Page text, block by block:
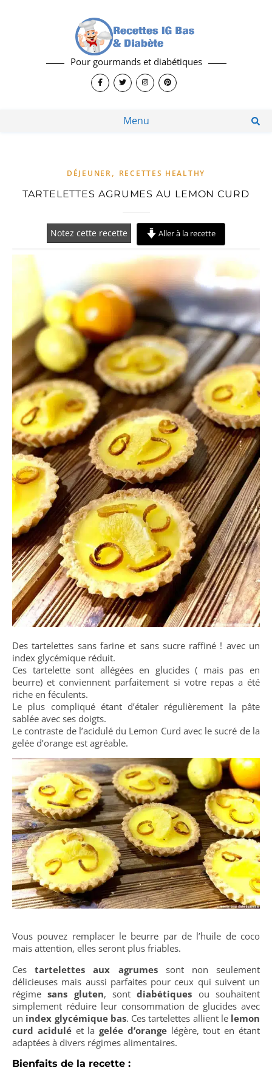
Pour gourmands et diabétiques
Menu
DÉJEUNER, RECETTES HEALTHY
TARTELETTES AGRUMES AU LEMON CURD
Notez cette recette Aller à la recette
Des tartelettes sans farine et sans sucre raffiné ! avec un
index glycémique réduit.
Ces tartelette sont allégées en glucides ( mais pas en
beurre) et conviennent parfaitement si votre repas a été
riche en féculents.
Le plus compliqué étant d’étaler régulièrement la pâte
sablée avec ses doigts.
Le contraste de l’acidulé du Lemon Curd avec le sucré de la
gelée d’orange est agréable.
Vous pouvez remplacer le beurre par de l’huile de coco
mais attention, elles seront plus friables.
Cestartelettes aux agrumessont non seulement
délicieuses mais aussi parfaites pour ceux qui suivent un
régimesans gluten, sontdiabétiques ou souhaitent
simplement réduire leur consommation de glucides avec
un index glycémique bas. Ces tartelettes allient le lemon
curd aciduléet lagelée d’orangelégère, tout en étant
adaptées à divers régimes alimentaires.
Bienfaits de la recette :